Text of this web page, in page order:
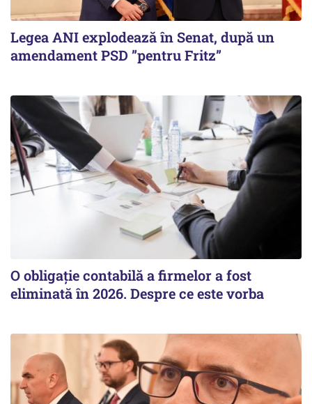
Legea ANI explodează în Senat, după un
amendament PSD ”pentru Fritz”
O obligație contabilă a firmelor a fost
eliminată în 2026. Despre ce este vorba